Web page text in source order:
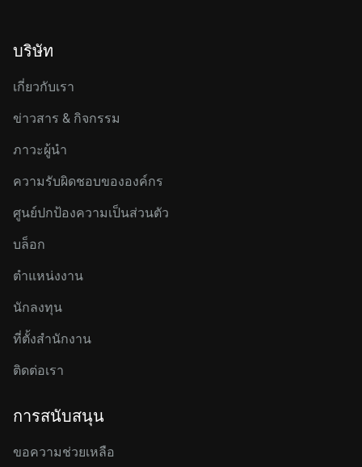
บริษัท
เกี่ยวกับเรา
ข่าวสาร & กิจกรรม
ภาวะผู้นำ
ความรับผิดชอบขององค์กร
ศูนย์ปกป้องความเป็นส่วนตัว
บล็อก
ตำแหน่งงาน
นักลงทุน
ที่ตั้งสำนักงาน
ติดต่อเรา
การสนับสนุน
ขอความช่วยเหลือ